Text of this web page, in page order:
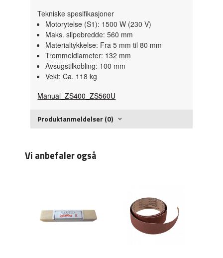
Tekniske spesifikasjoner
Motorytelse (S1): 1500 W (230 V)
Maks. slipebredde: 560 mm
Materialtykkelse: Fra 5 mm til 80 mm
Trommeldiameter: 132 mm
Avsugstilkobling: 100 mm
Vekt: Ca. 118 kg
Manual_ZS400_ZS560U
Produktanmeldelser (0)
Vi anbefaler også